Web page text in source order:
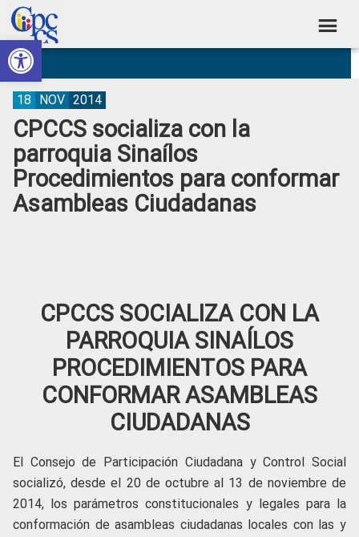
Abrir barra de herramientas
Skip
to
primary
navigation
Skip
to
main
content
Skip
to
primary
sidebar
Skip
to
footer
Consejo
de
Participación
Ciudadana
Control
Social
Construyendo
Poder
Ciudadano
CPCCS socializa con la
parroquia Sinaílos
Procedimientos para conformar
Asambleas Ciudadanas
18 NOV 2014
CPCCS SOCIALIZA CON LA
PARROQUIA SINAÍLOS
PROCEDIMIENTOS PARA
CONFORMAR ASAMBLEAS
CIUDADANAS
El Consejo de Participación Ciudadana y Control Social
socializó, desde el 20 de octubre al 13 de noviembre de
2014, los parámetros constitucionales y legales para la
conformación de asambleas ciudadanas locales con las y